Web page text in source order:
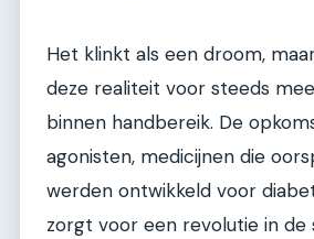
Het klinkt als een droom,
deze realiteit voor steeds
binnen handbereik. De
agonisten, medicijnen die
werden ontwikkeld voor
zorgt voor een revolutie in de